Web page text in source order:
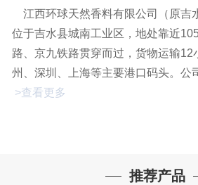
江西环球天然香料有限公司（原吉
位于吉水县城南工业区，地处靠近
路、京九铁路贯穿而过，货物运输12
州、深圳、上海等主要港口码头。公
>查看更多
推荐产品